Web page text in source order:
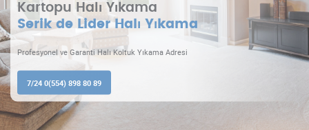
Kartopu Halı Yıkama !
İşimizi severek yapıyoruz.
Serik de garantili halı yıkama ve temizlemenin doğru adresi.
7/24 0(554) 898 80 89